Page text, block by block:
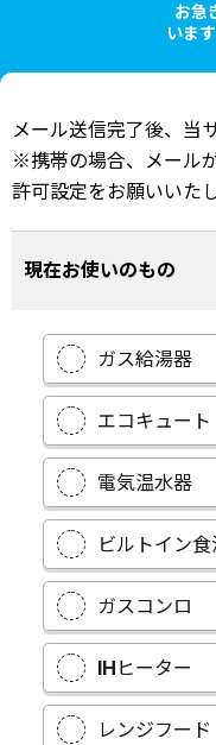
お急
いま
メール送信完了後、当
※携帯の場合、メール
許可設定をお願いいたし
現在お使いのもの
ガス給湯器
エコキュート
電気温水器
ビルトイン
ガスコンロ
IHヒーター
レンジフード